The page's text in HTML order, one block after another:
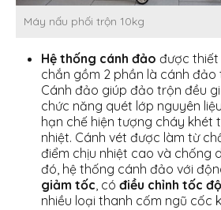
Máy nấu phối trộn 10kg
Hệ thống cánh đảo được
chắn gồm 2 phần là cánh đảo
Cánh đảo giúp đảo trộn đều
chức năng quét lớp nguyên
hạn chế hiện tượng cháy khét
nhiệt. Cánh vét được làm từ
điểm chịu nhiệt cao và chống
đó, hệ thống cánh đảo với
giảm tốc, có điều chỉnh tốc độ
nhiều loại thanh cốm ngũ cốc